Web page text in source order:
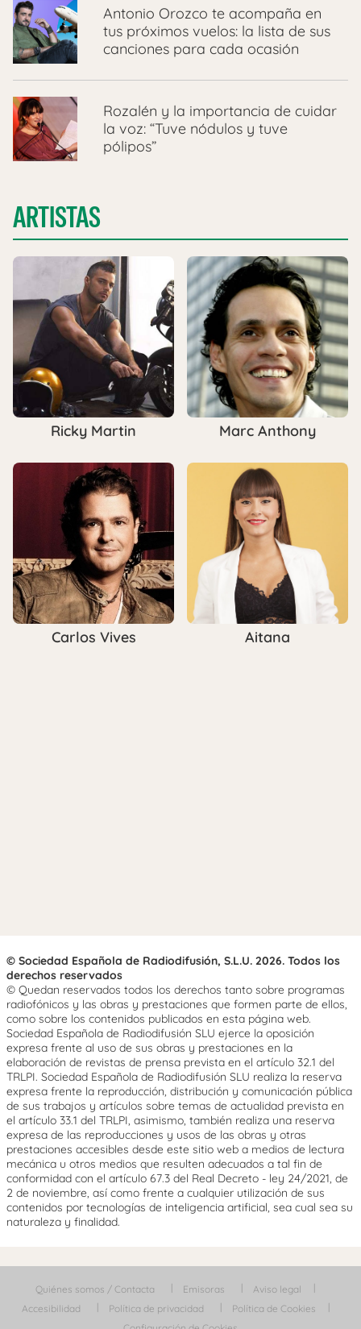
Antonio Orozco te acompaña en
tus próximos vuelos: la lista de sus
canciones para cada ocasión
Rozalén y la importancia de cuidar
la voz: “Tuve nódulos y tuve
pólipos”
ARTISTAS
Ricky Martin Marc Anthony
Carlos Vives Aitana
© Sociedad Española de Radiodifusión, S.L.U. 2026. Todos los
derechos reservados
© Quedan reservados todos los derechos tanto sobre programas
radiofónicos y las obras y prestaciones que formen parte de ellos,
como sobre los contenidos publicados en esta página web.
Sociedad Española de Radiodifusión SLU ejerce la oposición
expresa frente al uso de sus obras y prestaciones en la
elaboración de revistas de prensa prevista en el artículo 32.1 del
TRLPI. Sociedad Española de Radiodifusión SLU realiza la reserva
expresa frente la reproducción, distribución y comunicación pública
de sus trabajos y artículos sobre temas de actualidad prevista en
el artículo 33.1 del TRLPI, asimismo, también realiza una reserva
expresa de las reproducciones y usos de las obras y otras
prestaciones accesibles desde este sitio web a medios de lectura
mecánica u otros medios que resulten adecuados a tal fin de
conformidad con el artículo 67.3 del Real Decreto - ley 24/2021, de
2 de noviembre, así como frente a cualquier utilización de sus
contenidos por tecnologías de inteligencia artificial, sea cual sea su
naturaleza y finalidad.
Quiénes somos / Contacta Emisoras
Aviso legal
Accesibilidad
Política de privacidad
Política de Cookies